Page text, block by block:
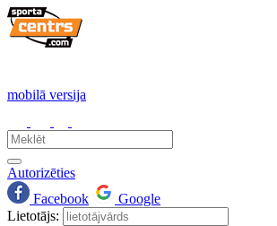
mobilā versija
Autorizēties
Facebook
Google
Lietotājs: